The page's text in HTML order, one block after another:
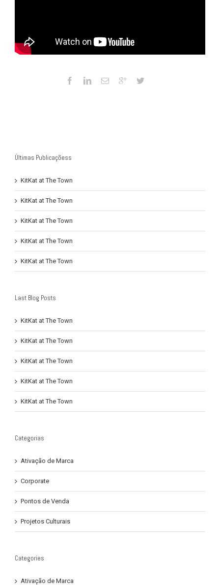
Últimas Publicaçõess
KitKat at The Town
KitKat at The Town
KitKat at The Town
KitKat at The Town
KitKat at The Town
Last Blog Posts
KitKat at The Town
KitKat at The Town
KitKat at The Town
KitKat at The Town
KitKat at The Town
Categorias
Ativação de Marca
Corporate
Pontos de Venda
Projetos Culturais
Categories
Ativação de Marca